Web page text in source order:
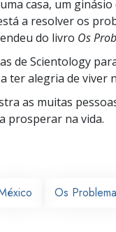
casa, um
a resolver os
do livro Os
de Scientology
ter alegria de viver
as muitas
prosperar na vida.
Os